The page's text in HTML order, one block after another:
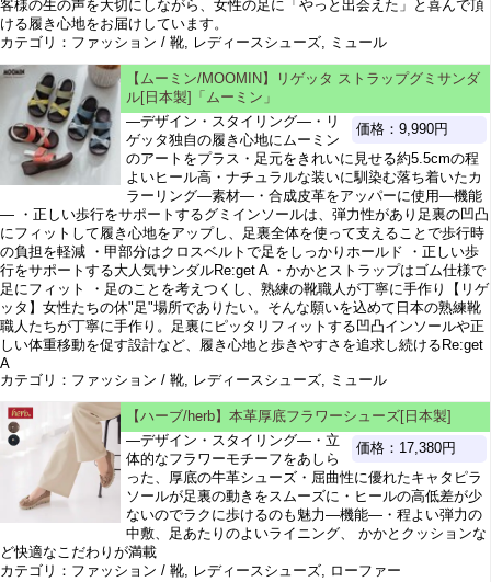
客様の生の声を大切にしながら、女性の足に「やっと出会えた」と喜んで頂
ける履き心地をお届けしています。
カテゴリ：ファッション / 靴, レディースシューズ, ミュール
【ムーミン/MOOMIN】リゲッタ ストラップグミサンダ
ル[日本製]「ムーミン」
価格：9,990円
―デザイン・スタイリング―・リ
ゲッタ独自の履き心地にムーミン
のアートをプラス・足元をきれいに見せる約5.5cmの程
よいヒール高・ナチュラルな装いに馴染む落ち着いたカ
ラーリング―素材―・合成皮革をアッパーに使用―機能
― ・正しい歩行をサポートするグミインソールは、弾力性があり足裏の凹凸
にフィットして履き心地をアップし、足裏全体を使って支えることで歩行時
の負担を軽減 ・甲部分はクロスベルトで足をしっかりホールド ・正しい歩
行をサポートする大人気サンダルRe:get A ・かかとストラップはゴム仕様で
足にフィット ・足のことを考えつくし、熟練の靴職人が丁寧に手作り【リゲ
ッタ】女性たちの休"足"場所でありたい。そんな願いを込めて日本の熟練靴
職人たちが丁寧に手作り。足裏にピッタリフィットする凹凸インソールや正
しい体重移動を促す設計など、履き心地と歩きやすさを追求し続けるRe:get
A
カテゴリ：ファッション / 靴, レディースシューズ, ミュール
【ハーブ/herb】本革厚底フラワーシューズ[日本製]
価格：17,380円
―デザイン・スタイリング―・立
体的なフラワーモチーフをあしら
った、厚底の牛革シューズ・屈曲性に優れたキャタピラ
ソールが足裏の動きをスムーズに・ヒールの高低差が少
ないのでラクに歩けるのも魅力―機能―・程よい弾力の
中敷、足あたりのよいライニング、 かかとクッションな
ど快適なこだわりが満載
カテゴリ：ファッション / 靴, レディースシューズ, ローファー